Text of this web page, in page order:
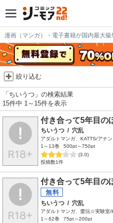
漫画（マンガ）・電子書籍が国内最大級
絞り込む
「ちいうつ」の検索結果
15件中 1～15件を表示
付き合って5年目の
ちいうつ / 穴乱
アダルトマンガ、KATTS/アナ
1～13巻
500pt～750pt
(3.0)
投稿数1件
付き合って5年目の
ちいうつ / 穴乱
アダルトマンガ、愛玩☆実験室/
1～62巻
75pt～200pt